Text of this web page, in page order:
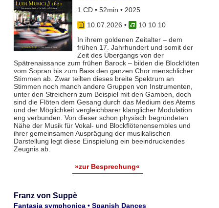
1 CD • 52min • 2025
10.07.2026 •
10 10 10
In ihrem goldenen Zeitalter – dem
frühen 17. Jahrhundert und somit der
Zeit des Übergangs von der
Spätrenaissance zum frühen Barock – bilden die Blockflöten
vom Sopran bis zum Bass den ganzen Chor menschlicher
Stimmen ab. Zwar teil­ten dieses breite Spektrum an
Stimmen noch manch andere Gruppen von Instrumenten,
unter den Streichern zum Bei­spiel mit den Gamben, doch
sind die Flöten dem Gesang durch das Medium des Atems
und der Möglichkeit vergleich­barer klanglicher Modulation
eng verbunden. Von dieser schon physisch begründeten
Nähe der Musik für Vokal- und Blockflö­tenensembles und
ihrer gemeinsamen Ausprägung der musikalischen
Darstellung legt diese Einspielung ein beeindruckendes
Zeugnis ab.
»zur Besprechung«
Franz von Suppè
Fantasia symphonica • Spanish Dances